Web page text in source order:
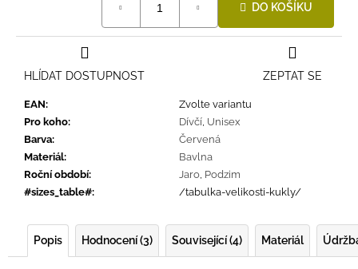
DO KOŠÍKU
EAN:
Zvolte variantu
Pro koho: Dívčí Unisex
Barva:
Červená
Materiál:
Bavlna
Roční období: Jaro Podzim
#sizes_table#: /tabulka-velikosti-kukly/
ZEPTAT SE
HLÍDAT DOSTUPNOST
Popis Hodnocení (3) Související (4) Materiál